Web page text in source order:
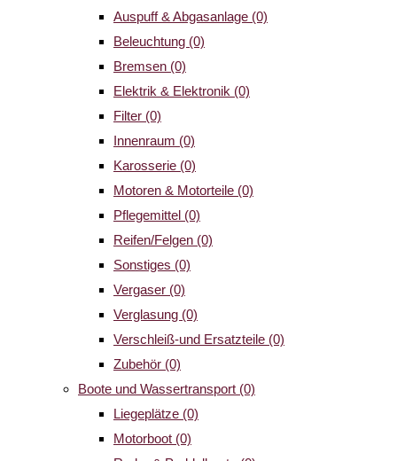
Auspuff & Abgasanlage (0)
Beleuchtung (0)
Bremsen (0)
Elektrik & Elektronik (0)
Filter (0)
Innenraum (0)
Karosserie (0)
Motoren & Motorteile (0)
Pflegemittel (0)
Reifen/Felgen (0)
Sonstiges (0)
Vergaser (0)
Verglasung (0)
Verschleiß-und Ersatzteile (0)
Zubehör (0)
Boote und Wassertransport (0)
Liegeplätze (0)
Motorboot (0)